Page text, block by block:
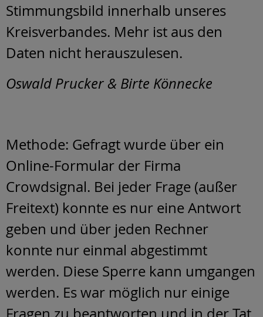
Stimmungsbild innerhalb unseres
Kreisverbandes. Mehr ist aus den
Daten nicht herauszulesen.
Oswald Prucker & Birte Könnecke
Methode: Gefragt wurde über ein
Online-Formular der Firma
Crowdsignal. Bei jeder Frage (außer
Freitext) konnte es nur eine Antwort
geben und über jeden Rechner
konnte nur einmal abgestimmt
werden. Diese Sperre kann umgangen
werden. Es war möglich nur einige